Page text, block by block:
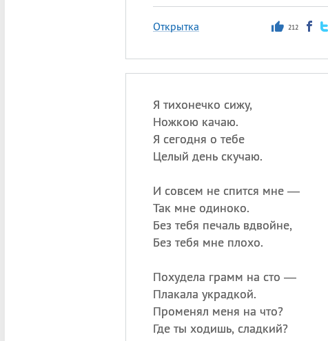
Открытка 212
Я тихонечко сижу,
Ножкою качаю.
Я сегодня о тебе
Целый день скучаю.
И совсем не спится мне —
Так мне одиноко.
Без тебя печаль вдвойне,
Без тебя мне плохо.
Похудела грамм на сто —
Плакала украдкой.
Променял меня на что?
Где ты ходишь, сладкий?